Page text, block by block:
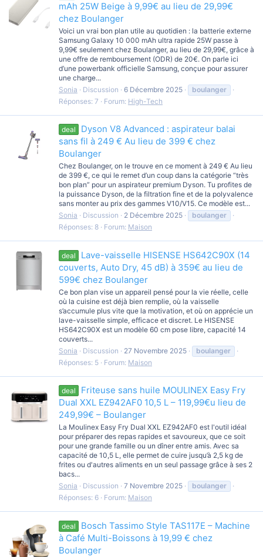
mAh 25W Beige à 9,99€ au lieu de 29,99€
chez Boulanger
Voici un vrai bon plan utile au quotidien : la batterie externe
Samsung Galaxy 10 000 mAh ultra rapide 25W passe à
9,99€ seulement chez Boulanger, au lieu de 29,99€, grâce à
une offre de remboursement (ODR) de 20€. On parle ici
d’une powerbank officielle Samsung, conçue pour assurer
une charge...
Sonia
Discussion 6 Décembre 2025
boulanger
Réponses: 7
Forum: High-Tech
deal
Dyson V8 Advanced : aspirateur balai
sans fil à 249 € Au lieu de 399 € chez
Boulanger
Chez Boulanger, on le trouve en ce moment à 249 € Au lieu
de 399 €, ce qui le remet d’un coup dans la catégorie “très
bon plan” pour un aspirateur premium Dyson. Tu profites de
la puissance Dyson, de la filtration fine et de la polyvalence
sans monter au prix des gammes V10/V15. Ce modèle est...
Sonia
Discussion 2 Décembre 2025
boulanger
Réponses: 8
Forum: Maison
deal
Lave-vaisselle HISENSE HS642C90X (14
couverts, Auto Dry, 45 dB) à 359€ au lieu de
599€ chez Boulanger
Ce bon plan vise un appareil pensé pour la vie réelle, celle
où la cuisine est déjà bien remplie, où la vaisselle
s’accumule plus vite que la motivation, et où on apprécie un
lave-vaisselle simple, efficace et discret. Le HISENSE
HS642C90X est un modèle 60 cm pose libre, capacité 14
couverts...
Sonia
Discussion 27 Novembre 2025
boulanger
Réponses: 5
Forum: Maison
deal
Friteuse sans huile MOULINEX Easy Fry
Dual XXL EZ942AF0 10,5 L – 119,99€u lieu de
249,99€ – Boulanger
La Moulinex Easy Fry Dual XXL EZ942AF0 est l'outil idéal
pour préparer des repas rapides et savoureux, que ce soit
pour une grande famille ou un dîner entre amis. Avec sa
capacité de 10,5 L, elle permet de cuire jusqu’à 2,5 kg de
frites ou d'autres aliments en un seul passage grâce à ses 2
bacs...
Sonia
Discussion 7 Novembre 2025
boulanger
Réponses: 6
Forum: Maison
deal
Bosch Tassimo Style TAS117E – Machine
à Café Multi-Boissons à 19,99 € chez
Boulanger